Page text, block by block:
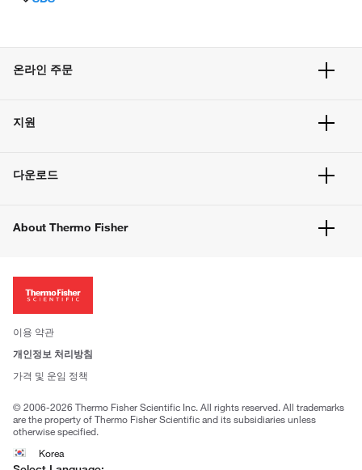
온라인 주문
주문 방법
벌크 주문
지원
고객 센터
웹사이트 개선사항
다운로드
About Thermo Fisher
투자자
사회적 책임
브랜드
이용 약관
개인정보 처리방침
가격 및 운임 정책
© 2006-2026 Thermo Fisher Scientific Inc. All rights reserved. All trademarks
are the property of Thermo Fisher Scientific and its subsidiaries unless
otherwise specified.
Korea